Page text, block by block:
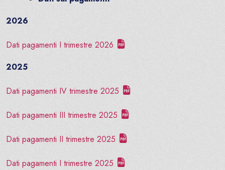
2026
Dati pagamenti I trimestre 2026
2025
Dati pagamenti IV trimestre 2025
Dati pagamenti III trimestre 2025
Dati pagamenti II trimestre 2025
Dati pagamenti I trimestre 2025